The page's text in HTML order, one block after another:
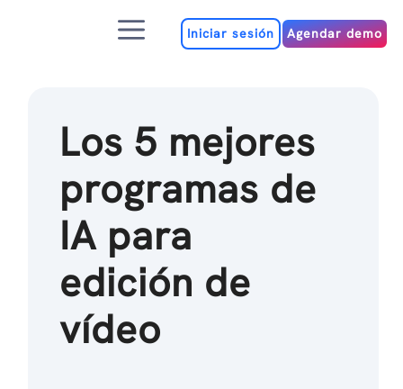
MenúIniciar sesión Agendar demo
Los 5 mejores
programas de
IA para
edición de
vídeo